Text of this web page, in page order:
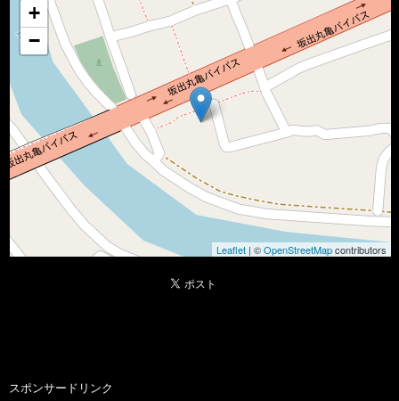
+
−
Leaflet | ©OpenStreetMapcontributors
スポンサードリンク